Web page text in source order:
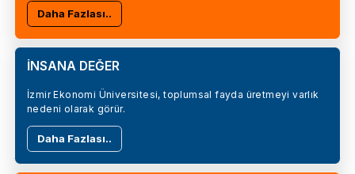
Daha Fazlası..
İNSANA DEĞER
İzmir Ekonomi Üniversitesi, toplumsal fayda üretmeyi varlık
nedeni olarak görür.
Daha Fazlası..